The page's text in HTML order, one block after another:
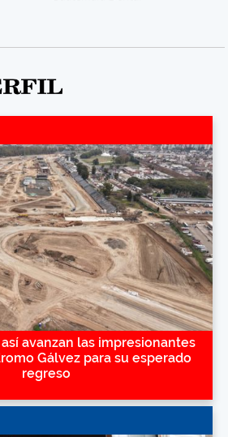
avanzan las impresionantes
Gálvez para su esperado
regreso